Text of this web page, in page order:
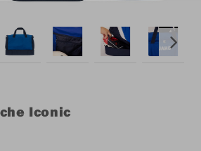
Iconic